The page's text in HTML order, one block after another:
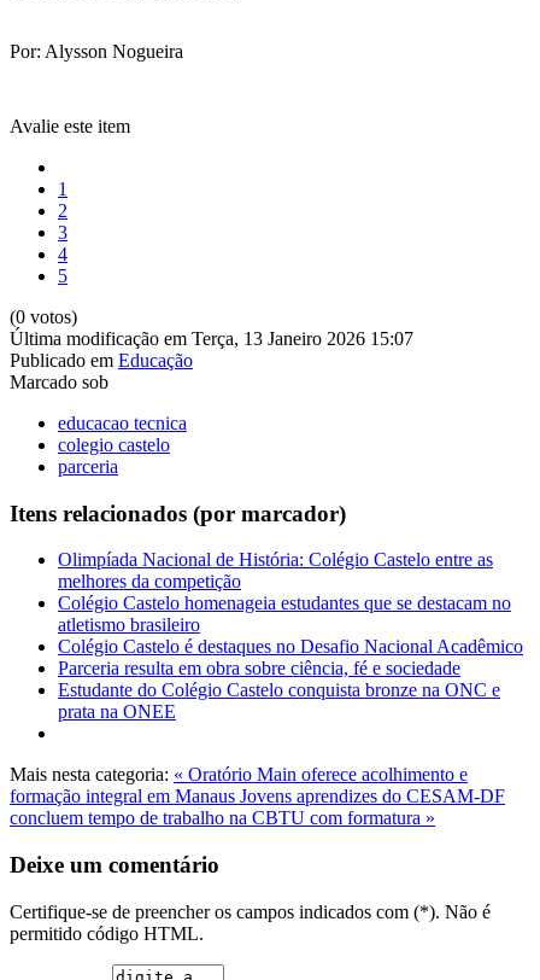
Por: Alysson Nogueira
Avalie este item
1
2
3
4
5
(0 votos)
Última modificação em Terça, 13 Janeiro 2026 15:07
Publicado em Educação
Marcado sob
educacao tecnica
colegio castelo
parceria
Itens relacionados (por marcador)
Olimpíada Nacional de História: Colégio Castelo entre as
melhores da competição
Colégio Castelo homenageia estudantes que se destacam no
atletismo brasileiro
Colégio Castelo é destaques no Desafio Nacional Acadêmico
Parceria resulta em obra sobre ciência, fé e sociedade
Estudante do Colégio Castelo conquista bronze na ONC e
prata na ONEE
Mais nesta categoria: « Oratório Main oferece acolhimento e
formação integral em Manaus Jovens aprendizes do CESAM-DF
concluem tempo de trabalho na CBTU com formatura »
Deixe um comentário
Certifique-se de preencher os campos indicados com (*). Não é
permitido código HTML.